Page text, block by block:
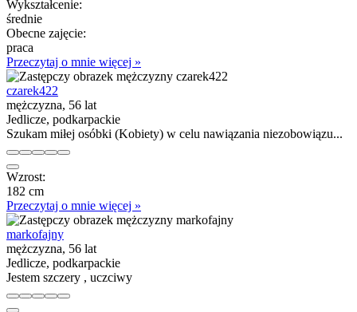
Wykształcenie:
średnie
Obecne zajęcie:
praca
Przeczytaj o mnie więcej »
czarek422
mężczyzna, 56 lat
Jedlicze, podkarpackie
Szukam miłej osóbki (Kobiety) w celu nawiązania niezobowiązu...
Wzrost:
182 cm
Przeczytaj o mnie więcej »
markofajny
mężczyzna, 56 lat
Jedlicze, podkarpackie
Jestem szczery , uczciwy